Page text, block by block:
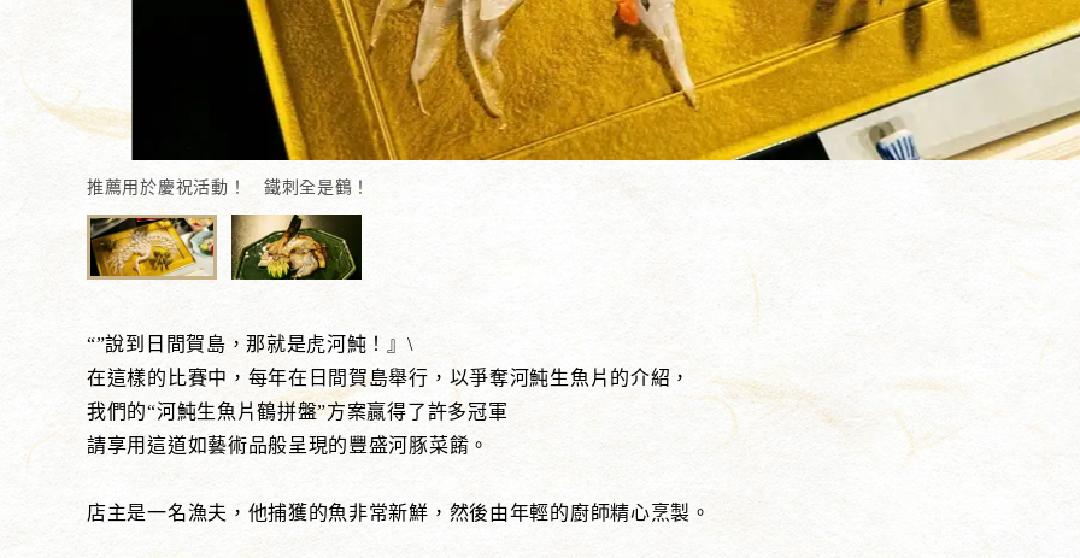
推薦用於慶祝活動！ 鐵刺全是鶴！
“”說到日間賀島，那就是虎河魨！』\
在這樣的比賽中，每年在日間賀島舉行，以爭奪河魨生魚片的介紹，
我們的“河魨生魚片鶴拼盤”方案贏得了許多冠軍
請享用這道如藝術品般呈現的豐盛河豚菜餚。
店主是一名漁夫，他捕獲的魚非常新鮮，然後由年輕的廚師精心烹製。